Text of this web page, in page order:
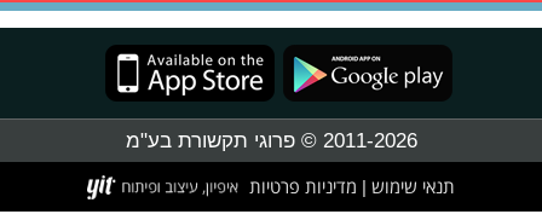
2011-2026 © פרוגי תקשורת בע"מ
תנאי שימוש מדיניות פרטיות